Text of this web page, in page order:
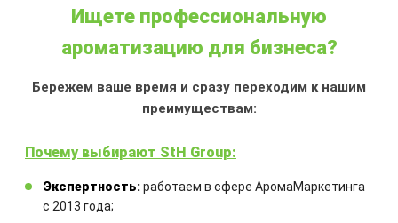
P. RABANNE «PURE XS NIGHT»
деловые мероприятия, гала-ужины и
развлечений, ночного бизнеса или
PR. Деловые свидания. Сферы
Ищете профессиональную
ароматизацию для бизнеса?
Бережем ваше время и сразу переходим к нашим
преимуществам:
Почему выбирают StH Group:
Экспертность:работаем в сфере АромаМаркетинга
с 2013 года;